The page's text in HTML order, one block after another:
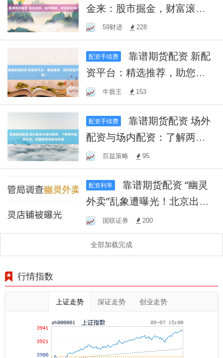
金来：股市掘金，财富滚滚
来！59财进 228
配资手续费
靠谱期货配资 新配
资平台：精选推荐，助您财
富升级！
牛股王 153
配资手续费
靠谱期货配资 场外
配资与场内配资：了解两种
配资方式，把握投资风险与
机遇
百益策略 95
配资利率
靠谱期货配资 “幽灵
外卖”乱象遭曝光！北京出
手：立案、停业、下架！
国联证券 200
全部加载完成
行情指数
上证走势 深证走势 创业走势